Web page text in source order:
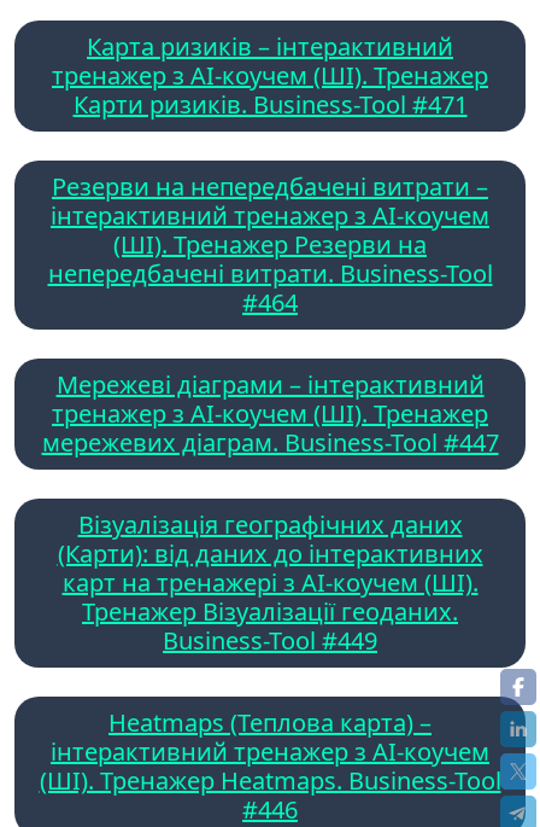
Карта ризиків – інтерактивний
тренажер з AI-коучем (ШІ). Тренажер
Карти ризиків. Business-Tool #471
Резерви на непередбачені витрати –
інтерактивний тренажер з AI-коучем
(ШІ). Тренажер Резерви на
непередбачені витрати. Business-Tool
#464
Мережеві діаграми – інтерактивний
тренажер з AI-коучем (ШІ). Тренажер
мережевих діаграм. Business-Tool #447
Візуалізація географічних даних
(Карти): від даних до інтерактивних
карт на тренажері з AI-коучем (ШІ).
Тренажер Візуалізації геоданих.
Business-Tool #449
Heatmaps (Теплова карта) –
інтерактивний тренажер з AI-коучем
(ШІ). Тренажер Heatmaps. Business-Tool
#446